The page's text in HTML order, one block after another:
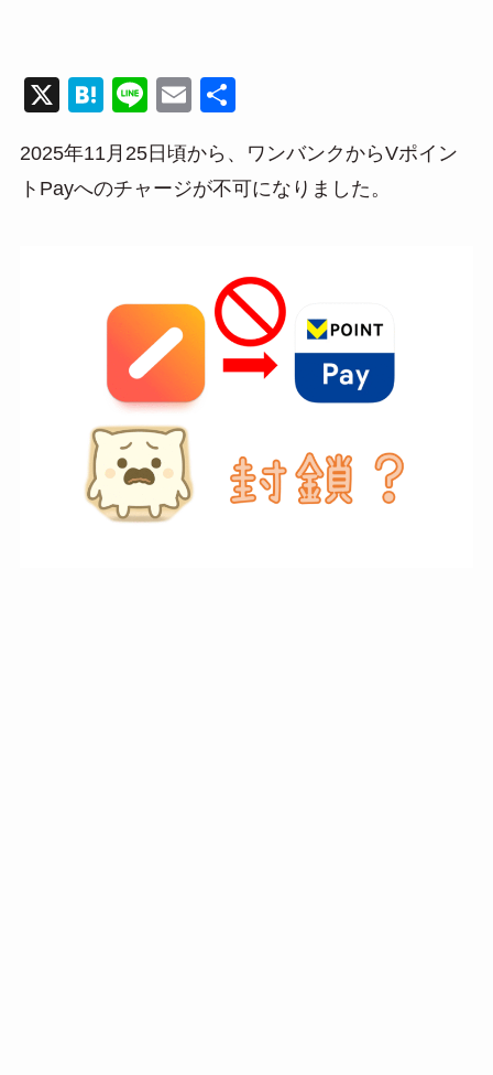
X
H
e
n
Li
e
E
ail
2025年11月25日頃から、ワンバンクからVポイン
トPayへのチャージが不可になりました。